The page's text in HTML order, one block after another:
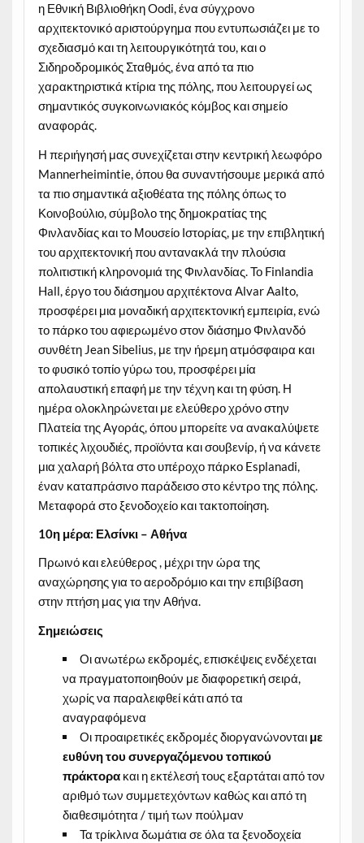
η Εθνική Βιβλιοθήκη Oodi, ένα σύγχρονο
αρχιτεκτονικό αριστούργημα που εντυπωσιάζει με το
σχεδιασμό και τη λειτουργικότητά του, και ο
Σιδηροδρομικός Σταθμός, ένα από τα πιο
χαρακτηριστικά κτίρια της πόλης, που λειτουργεί ως
σημαντικός συγκοινωνιακός κόμβος και σημείο
αναφοράς.
Η περιήγησή μας συνεχίζεται στην κεντρική λεωφόρο
Mannerheimintie, όπου θα συναντήσουμε μερικά από
τα πιο σημαντικά αξιοθέατα της πόλης όπως το
Κοινοβούλιο, σύμβολο της δημοκρατίας της
Φινλανδίας και το Μουσείο Ιστορίας, με την επιβλητική
του αρχιτεκτονική που αντανακλά την πλούσια
πολιτιστική κληρονομιά της Φινλανδίας. Το Finlandia
Hall, έργο του διάσημου αρχιτέκτονα Alvar Aalto,
προσφέρει μια μοναδική αρχιτεκτονική εμπειρία, ενώ
το πάρκο του αφιερωμένο στον διάσημο Φινλανδό
συνθέτη Jean Sibelius, με την ήρεμη ατμόσφαιρα και
το φυσικό τοπίο γύρω του, προσφέρει μία
απολαυστική επαφή με την τέχνη και τη φύση. Η
ημέρα ολοκληρώνεται με ελεύθερο χρόνο στην
Πλατεία της Αγοράς, όπου μπορείτε να ανακαλύψετε
τοπικές λιχουδιές, προϊόντα και σουβενίρ, ή να κάνετε
μια χαλαρή βόλτα στο υπέροχο πάρκο Esplanadi,
έναν καταπράσινο παράδεισο στο κέντρο της πόλης.
Μεταφορά στο ξενοδοχείο και τακτοποίηση.
10η μέρα: Ελσίνκι – Αθήνα
Πρωινό και ελεύθερος , μέχρι την ώρα της
αναχώρησης για το αεροδρόμιο και την επιβίβαση
στην πτήση μας για την Αθήνα.
Σημειώσεις
Οι ανωτέρω εκδρομές, επισκέψεις ενδέχεται
να πραγματοποιηθούν με διαφορετική σειρά,
χωρίς να παραλειφθεί κάτι από τα
αναγραφόμενα
Οι προαιρετικές εκδρομές διοργανώνονται με
ευθύνη του συνεργαζόμενου τοπικού
πράκτορακαι η εκτέλεσή τους εξαρτάται από τον
αριθμό των συμμετεχόντων καθώς και από τη
διαθεσιμότητα / τιμή των πούλμαν
Τα τρίκλινα δωμάτια σε όλα τα ξενοδοχεία